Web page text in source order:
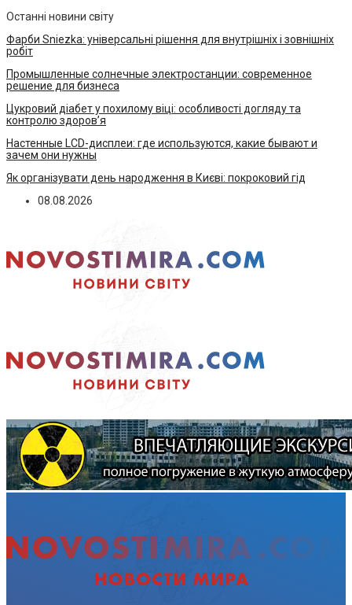
Останні новини світу
Фарби Sniezka: універсальні рішення для внутрішніх і зовнішніх
робіт
Промышленные солнечные электростанции: современное
решение для бизнеса
Цукровий діабет у похилому віці: особливості догляду та
контролю здоров’я
Настенные LCD-дисплеи: где используются, какие бывают и
зачем они нужны
Як організувати день народження в Києві: покроковий гід
08.08.2026